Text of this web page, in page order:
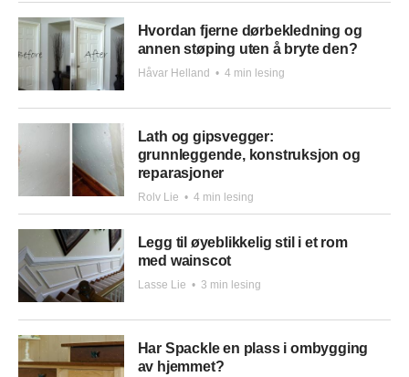
Hvordan fjerne dørbekledning og
annen støping uten å bryte den?
Håvar Helland • 4 min lesing
Lath og gipsvegger:
grunnleggende, konstruksjon og
reparasjoner
Rolv Lie • 4 min lesing
Legg til øyeblikkelig stil i et rom
med wainscot
Lasse Lie • 3 min lesing
Har Spackle en plass i ombygging
av hjemmet?